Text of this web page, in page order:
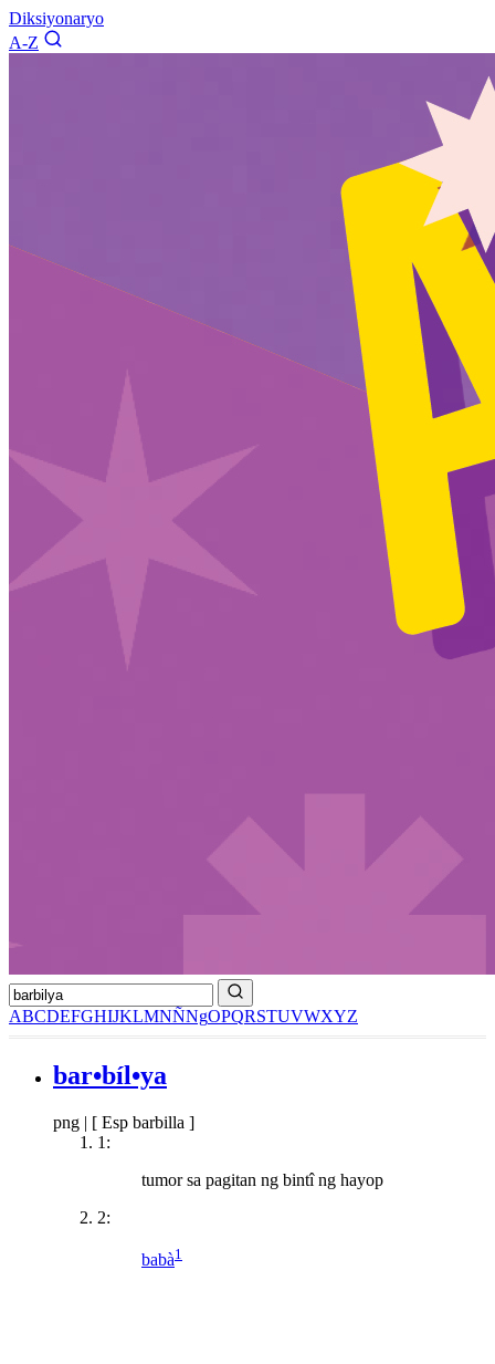
Diksiyonaryo
A-Z
ABCDEFGHIJKLMNÑNgOPQRSTUVWXYZ
bar•bíl•ya
png | [ Esp barbilla ]
1:
tumor sa pagitan ng bintî ng hayop
2:
babà1